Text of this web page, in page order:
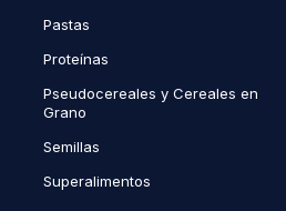
Pastas
Proteínas
Pseudocereales y Cereales en
Grano
Semillas
Superalimentos